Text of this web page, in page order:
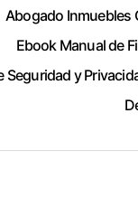
Abogado Inmuebles
Ebook Manual de
Seguridad y